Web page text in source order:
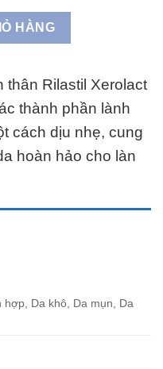
hồi da bị kích ứng, dị
HÀNG
thân Rilastil Xerolact
thành phần lành
cách dịu nhẹ, cung
hoàn hảo cho làn
hợp, Da khô, Da mụn, Da